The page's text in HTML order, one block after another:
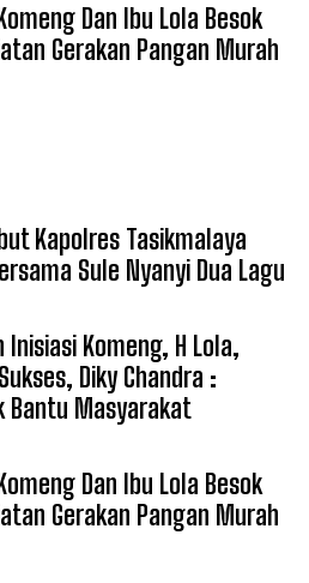
Dan Ibu Lola Besok
Gerakan Pangan Murah
Kapolres Tasikmalaya
Sule Nyanyi Dua Lagu
Inisiasi Komeng, H Lola,
Diky Chandra :
Bantu Masyarakat
Dan Ibu Lola Besok
Gerakan Pangan Murah